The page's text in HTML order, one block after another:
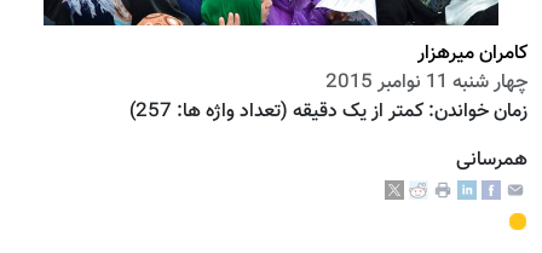
کامران میرهزار
چهار شنبه 11 نوامبر 2015
زمان خواندن:کمتر از یک دقیقه (تعداد واژه ها: 257
)
همرسانی
Loading...